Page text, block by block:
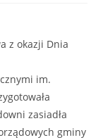
z okazji Dnia
im.
zasiadła
gminy